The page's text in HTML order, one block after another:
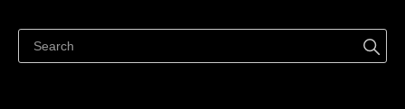
Prodávejte na Facebooku
Prodávejte na Instagramu